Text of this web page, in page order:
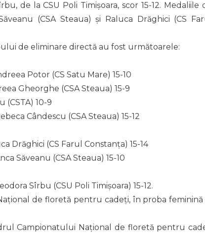
de la CSU Poli Timișoara, scor 15-12. Medaliile
(CSA Steaua) și Raluca Drăghici (CS
de eliminare directă au fost următoarele:
Potor (CS Satu Mare) 15-10
Gheorghe (CSA Steaua) 15-9
(CSTA) 10-9
Cândescu (CSA Steaua) 15-12
Drăghici (CS Farul Constanța) 15-14
Săveanu (CSA Steaua) 15-10
Sîrbu (CSU Poli Timișoara) 15-12.
de floretă pentru cadeți, în proba feminină
Campionatului Național de floretă pentru